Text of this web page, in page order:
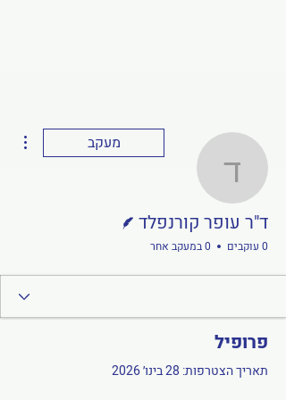
ד"ר עופר
מעקב
ד"ר עופר קורנפלד
0 עוקבים 0 במעקב אחר
פרופיל
תאריך הצטרפות: 28 בינו׳ 2026